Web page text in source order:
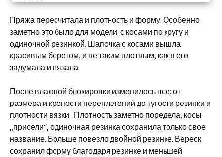
Пряжа пересчитала и плотность и форму. Особенно
заметно это было для модели с косами по кругу и
одиночной резинкой. Шапочка с косами вышла
красивым беретом, и не таким плотным, как я его
задумала и вязала.
После влажной блокировки изменилось все: от
размера и крепости переплетений до тугости резинки и
плотности вязки. Плотность заметно поредела, косы
„присели“, одиночная резинка сохранила только свое
название. Больше повезло двойной резинке. Вереск
сохранил форму благодаря резинке и меньшей